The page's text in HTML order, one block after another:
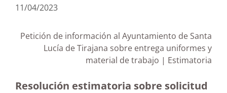
11/04/2023
Petición de información al Ayuntamiento de Santa
Lucía de Tirajana sobre entrega uniformes y
material de trabajo | Estimatoria
Resolución estimatoria sobre solicitud